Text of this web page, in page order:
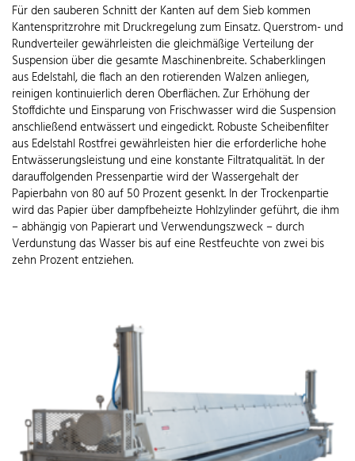
Für den sauberen Schnitt der Kanten auf dem Sieb kommen
Kantenspritzrohre mit Druckregelung zum Einsatz. Querstrom- und
Rundverteiler gewährleisten die gleichmäßige Verteilung der
Suspension über die gesamte Maschinenbreite. Schaberklingen
aus Edelstahl, die flach an den rotierenden Walzen anliegen,
reinigen kontinuierlich deren Oberflächen. Zur Erhöhung der
Stoffdichte und Einsparung von Frischwasser wird die Suspension
anschließend entwässert und eingedickt. Robuste Scheibenfilter
aus Edelstahl Rostfrei gewährleisten hier die erforderliche hohe
Entwässerungsleistung und eine konstante Filtratqualität. In der
darauffolgenden Pressenpartie wird der Wassergehalt der
Papierbahn von 80 auf 50 Prozent gesenkt. In der Trockenpartie
wird das Papier über dampfbeheizte Hohlzylinder geführt, die ihm
– abhängig von Papierart und Verwendungszweck – durch
Verdunstung das Wasser bis auf eine Restfeuchte von zwei bis
zehn Prozent entziehen.